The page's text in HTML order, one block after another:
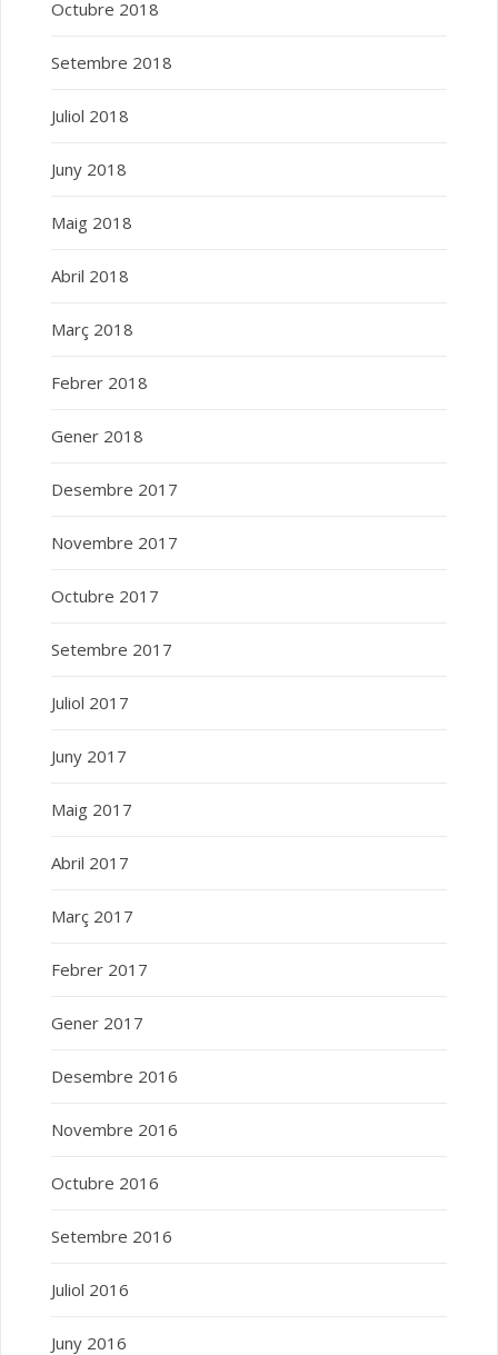
Octubre 2018
Setembre 2018
Juliol 2018
Juny 2018
Maig 2018
Abril 2018
Març 2018
Febrer 2018
Gener 2018
Desembre 2017
Novembre 2017
Octubre 2017
Setembre 2017
Juliol 2017
Juny 2017
Maig 2017
Abril 2017
Març 2017
Febrer 2017
Gener 2017
Desembre 2016
Novembre 2016
Octubre 2016
Setembre 2016
Juliol 2016
Juny 2016